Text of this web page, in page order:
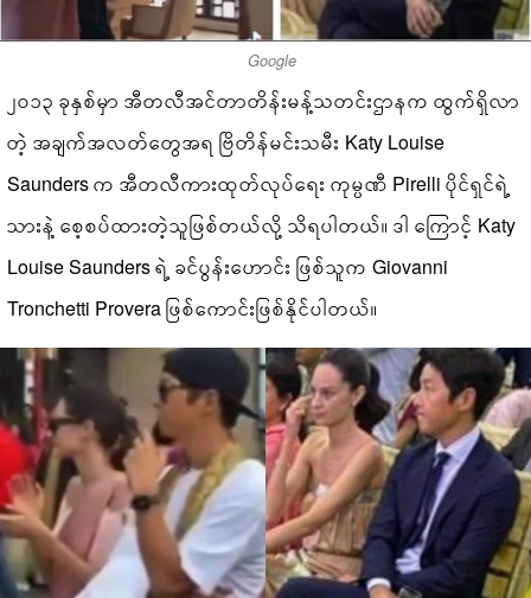
Google
၂၀၁၃ ခုနှစ်မှာ အီတလီအင်တာတိန်းမန့်သတင်းဌာနက ထွက်ရှိလာ
တဲ့ အချက်အလတ်တွေအရ ဗြိတိန်မင်းသမီး Katy Louise
Saunders က အီတလီကားထုတ်လုပ်ရေး ကုမ္ပဏီ Pirelli ပိုင်ရှင်ရဲ့
သားနဲ့ စေ့စပ်ထားတဲ့သူဖြစ်တယ်လို့ သိရပါတယ်။ ဒါ ကြောင့် Katy
Louise Saunders ရဲ့ ခင်ပွန်းဟောင်း ဖြစ်သူက Giovanni
Tronchetti Provera ဖြစ်ကောင်းဖြစ်နိုင်ပါတယ်။